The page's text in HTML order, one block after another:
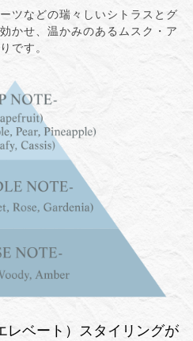
ツなどの瑞々しいシトラスとグ
かせ、温かみのあるムスク・ア
です。
レベート）スタイリングが